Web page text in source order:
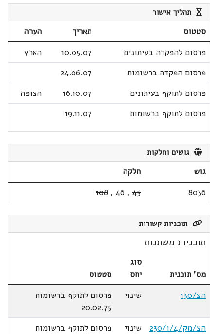
תהליך אישור
סטטוס תאריך
הערה
פרסום להפקדה בעיתונים
10.05.07
הארץ
פרסום הפקדה ברשומות
24.06.07
פרסום לתוקף בעיתונים
16.10.07
הצופה
פרסום לתוקף ברשומות
19.11.07
גושים וחלקות
גוש
חלקה
8036
45
,
46
,
108
תוכניות קשורות
תוכניות משתנות
מס' תוכנית
סוג
יחס
סטטוס
הצ/130
שינוי
פרסום לתוקף ברשומות
20.02.75
הצ/מק/230/1/4
שינוי
פרסום לתוקף ברשומות